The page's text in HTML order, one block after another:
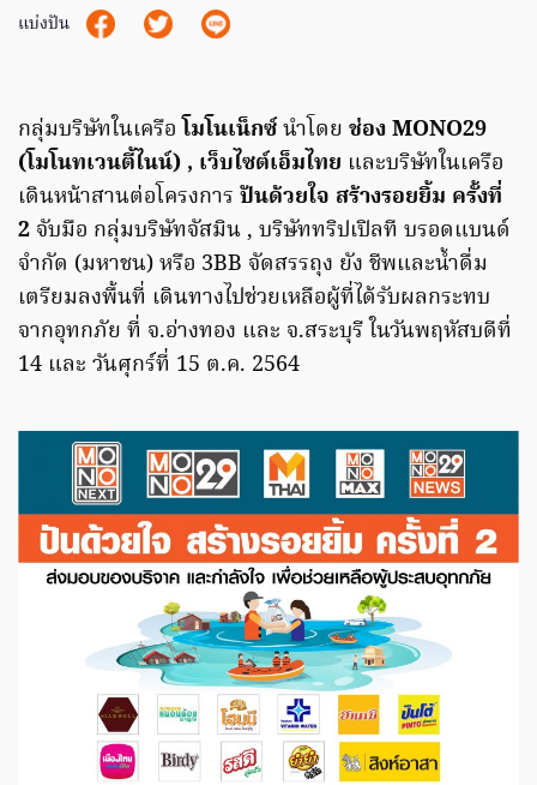
แบ่งปัน
กลุ่มบริษัทในเครือโมโนเน็กซ์นำโดย ช่อง MONO29
(โมโนทเวนตี้ไนน์) , เว็บไซต์เอ็มไทย และบริษัทในเครือ
เดินหน้าสานต่อโครงการ ปันด้วยใจ สร้างรอยยิ้ม ครั้งที่
2 จับมือ กลุ่มบริษัทจัสมิน , บริษัททริปเปิลที บรอดแบนด์
จำกัด (มหาชน) หรือ 3BB จัดสรรถุง ยัง ชีพและน้ำดื่ม
เตรียมลงพื้นที่ เดินทางไปช่วยเหลือผู้ที่ได้รับผลกระทบ
จากอุทกภัย ที่ จ.อ่างทอง และ จ.สระบุรี ในวันพฤหัสบดีที่
14 และ วันศุกร์ที่ 15 ต.ค. 2564